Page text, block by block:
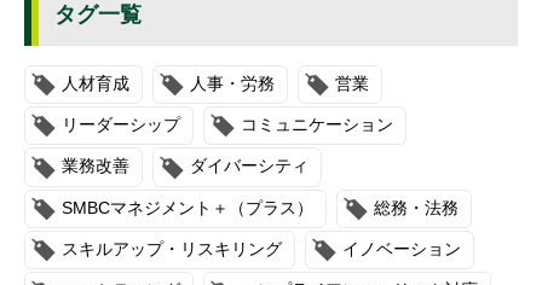
タグ一覧
人材育成 人事・労務 営業
リーダーシップ コミュニケーション
業務改善 ダイバーシティ
SMBCマネジメント＋（プラス） 総務・法務
スキルアップ・リスキリング イノベーション